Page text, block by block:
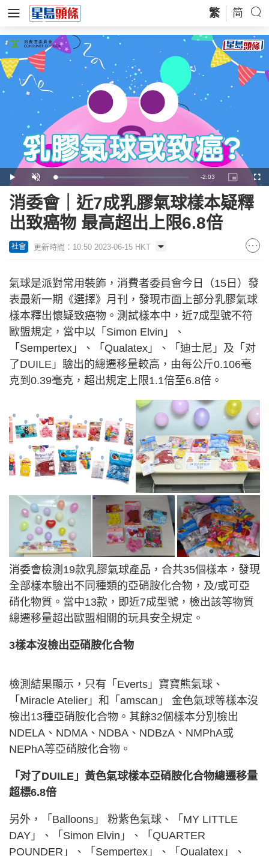
繁 简
Play Unmute Loaded:
37.03%
Remaining
Time
-2:03
Picture-
in-
消委會｜近7成乳膠氣球樣本疑釋
出致癌物 最高超出上限6.8倍
社會 更新時間：10:50 2023-06-15 HKT
氣球是派對常用裝飾，消費者委員會今日（15日）發
表最新一期《選擇》月刊，發現市面上部分乳膠氣球
樣本釋出懷疑致癌物。測試樣本中，近7成型號不符
歐盟規定，當中以「Simon Elvin」、
「Sempertex」、「Qualatex」、「迪士尼」及「对
了DUILE」驗出的總遷移量較高，由每公斤0.106毫
克到0.39毫克，超出規定上限1.1倍至6.8倍。
消委會檢測19款乳膠氣球產品，合共35個樣本，發現
全部樣本驗出不同種類的亞硝胺化合物，及/或可亞
硝化物質。當中13款，即近7成型號，檢出該等物質
總遷移量超出歐盟相關的玩具安全規定。
3樣本沒檢出亞硝胺化合物
檢測結果顯示，只有「Everts」寶寶熊氣球、
「Miracle Atelier」和「amscan」 金色氣球等樣本沒
檢出13種亞硝胺化合物。其餘32個樣本分別檢出
NDELA、NDMA、NDBA、NDBzA、NMPhA或
NEPhA等亞硝胺化合物。
「对了DUILE」黃色氣球樣本亞硝胺化合物總遷移量
超標6.8倍
另外，「Balloons」 粉紫色氣球、「MY LITTLE
DAY」、「Simon Elvin」、「QUARTER
POUNDER」、「Sempertex」、「Qualatex」、